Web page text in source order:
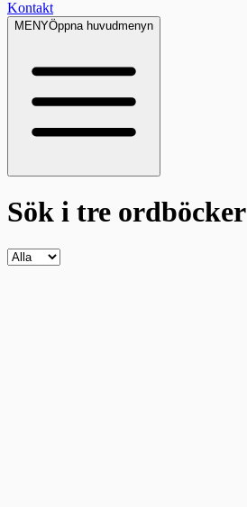
Kontakt
MENYÖppna huvudmenyn
Sök i tre ordböcker